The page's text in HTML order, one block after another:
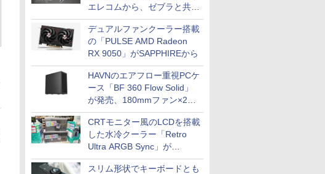
エレコムから、ゼブラと共同
開発
デュアルファンクーラー搭載
の「PULSE AMD Radeon
RX 9050」がSAPPHIREから
HAVNのエアフロー重視PCケ
ース「BF 360 Flow Solid」
が発売、180mmファン×2搭
載
CRTモニター風のLCDを搭載
した水冷クーラー「Retro
Ultra ARGB Sync」が
Thermaltakeから
スリム形状でキーボードとも